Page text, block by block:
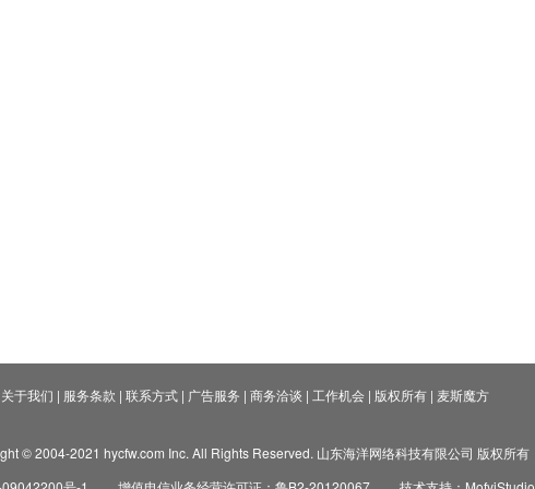
关于我们 | 服务条款 | 联系方式| 广告服务 | 商务洽谈 | 工作机会| 版权所有| 麦斯魔方
© 2004-2021 hycfw.com Inc. All Rights Reserved. 山东海洋网络科技有限公司 版权所有